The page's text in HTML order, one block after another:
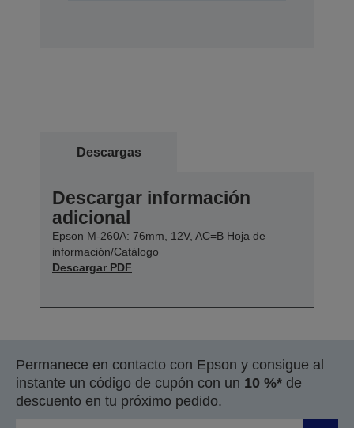
Descargas
Descargar información
adicional
Epson M-260A: 76mm, 12V, AC=B Hoja de
información/Catálogo
Descargar PDF
Permanece en contacto con Epson y consigue al
instante un código de cupón con un 10 %* de
descuento en tu próximo pedido.